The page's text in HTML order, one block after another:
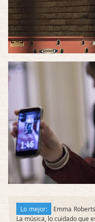
Lo mejor:
Emma
La música, lo cuidado que